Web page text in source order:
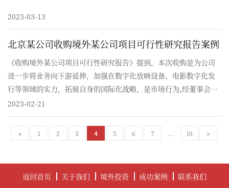
2023-03-13
北京某公司收购境外某公司项目可行性研究报告案例
《收购境外某公司项目可行性研究报告​》提到，本次收购是为公司
进一步将业务向下游延伸，加强在数字化放映设备、电影数字化发
行等领域的实力，拓展自身的国际化战略，是市场行为,经董事会同
意下进行。本次收购过程中，并未触及开曼群岛当地政策法规，对
开曼群岛主权及经济安全不产生影响。
2023-02-21
« 1 2 3 4 5 6 7 ... 10 »
返回首页 关于我们 境外投资 成功案例 联系我们